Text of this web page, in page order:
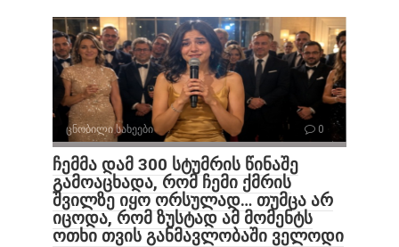
ცნობილი სახეები 0
ჩემმა დამ 300 სტუმრის წინაშე
გამოაცხადა, რომ ჩემი ქმრის
შვილზე იყო ორსულად… თუმცა არ
იცოდა, რომ ზუსტად ამ მომენტს
ოთხი თვის განმავლობაში ველოდი